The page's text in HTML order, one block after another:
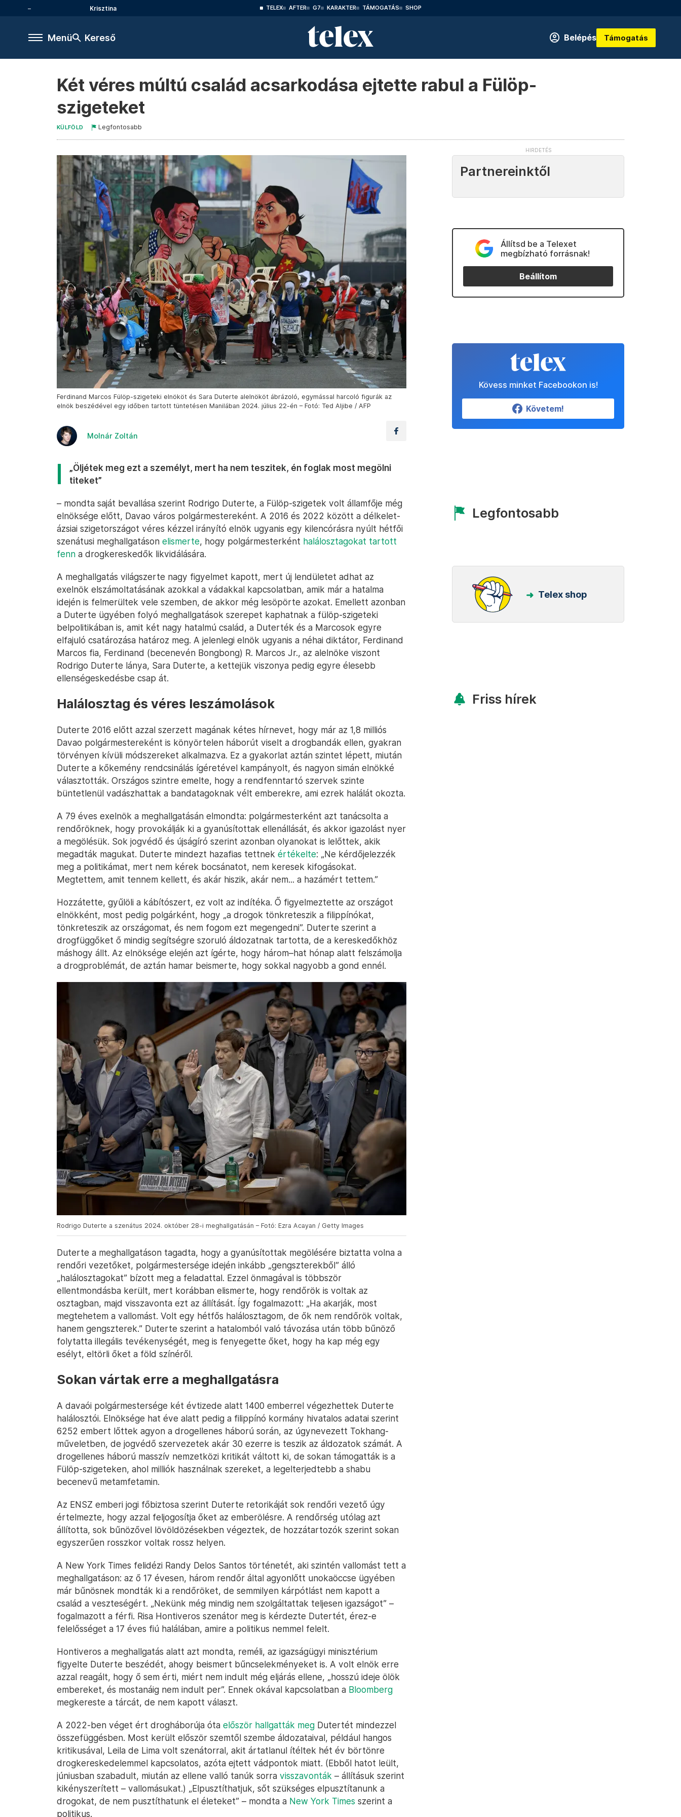
Krisztina TELEX AFTER G7 KARAKTER TÁMOGATÁS SHOP
Menü Kereső Belépés Támogatás
Két véres múltú család acsarkodása ejtette rabul a Fülöp-
szigeteket
KÜLFÖLD Legfontosabb
Ferdinand Marcos Fülöp-szigeteki elnököt és Sara Duterte alelnököt ábrázoló, egymással harcoló figurák az
elnök beszédével egy időben tartott tüntetésen Manilában 2024. július 22-én – Fotó: Ted Aljibe / AFP
Molnár Zoltán
„Öljétek meg ezt a személyt, mert ha nem teszitek, én foglak most megölni
titeket”
– mondta saját bevallása szerint Rodrigo Duterte, a Fülöp-szigetek volt államfője még
elnöksége előtt, Davao város polgármestereként. A 2016 és 2022 között a délkelet-
ázsiai szigetországot véres kézzel irányító elnök ugyanis egy kilencórásra nyúlt hétfői
szenátusi meghallgatáson elismerte, hogy polgármesterként halálosztagokat tartott
fenn a drogkereskedők likvidálására.
A meghallgatás világszerte nagy figyelmet kapott, mert új lendületet adhat az
exelnök elszámoltatásának azokkal a vádakkal kapcsolatban, amik már a hatalma
idején is felmerültek vele szemben, de akkor még lesöpörte azokat. Emellett azonban
a Duterte ügyében folyó meghallgatások szerepet kaphatnak a fülöp-szigeteki
belpolitikában is, amit két nagy hatalmú család, a Duterték és a Marcosok egyre
elfajuló csatározása határoz meg. A jelenlegi elnök ugyanis a néhai diktátor, Ferdinand
Marcos fia, Ferdinand (becenevén Bongbong) R. Marcos Jr., az alelnöke viszont
Rodrigo Duterte lánya, Sara Duterte, a kettejük viszonya pedig egyre élesebb
ellenségeskedésbe csap át.
Halálosztag és véres leszámolások
Duterte 2016 előtt azzal szerzett magának kétes hírnevet, hogy már az 1,8 milliós
Davao polgármestereként is könyörtelen háborút viselt a drogbandák ellen, gyakran
törvényen kívüli módszereket alkalmazva. Ez a gyakorlat aztán szintet lépett, miután
Duterte a kőkemény rendcsinálás ígéretével kampányolt, és nagyon simán elnökké
választották. Országos szintre emelte, hogy a rendfenntartó szervek szinte
büntetlenül vadászhattak a bandatagoknak vélt emberekre, ami ezrek halálát okozta.
A 79 éves exelnök a meghallgatásán elmondta: polgármesterként azt tanácsolta a
rendőröknek, hogy provokálják ki a gyanúsítottak ellenállását, és akkor igazolást nyer
a megölésük. Sok jogvédő és újságíró szerint azonban olyanokat is lelőttek, akik
megadták magukat. Duterte mindezt hazafias tettnek értékelte: „Ne kérdőjelezzék
meg a politikámat, mert nem kérek bocsánatot, nem keresek kifogásokat.
Megtettem, amit tennem kellett, és akár hiszik, akár nem... a hazámért tettem.”
Hozzátette, gyűlöli a kábítószert, ez volt az indítéka. Ő figyelmeztette az országot
elnökként, most pedig polgárként, hogy „a drogok tönkreteszik a filippínókat,
tönkreteszik az országomat, és nem fogom ezt megengedni”. Duterte szerint a
drogfüggőket ő mindig segítségre szoruló áldozatnak tartotta, de a kereskedőkhöz
máshogy állt. Az elnöksége elején azt ígérte, hogy három–hat hónap alatt felszámolja
a drogproblémát, de aztán hamar beismerte, hogy sokkal nagyobb a gond ennél.
Rodrigo Duterte a szenátus 2024. október 28-i meghallgatásán – Fotó: Ezra Acayan / Getty Images
Duterte a meghallgatáson tagadta, hogy a gyanúsítottak megölésére biztatta volna a
rendőri vezetőket, polgármestersége idején inkább „gengszterekből” álló
„halálosztagokat” bízott meg a feladattal. Ezzel önmagával is többször
ellentmondásba került, mert korábban elismerte, hogy rendőrök is voltak az
osztagban, majd visszavonta ezt az állítását. Így fogalmazott: „Ha akarják, most
megtehetem a vallomást. Volt egy hétfős halálosztagom, de ők nem rendőrök voltak,
hanem gengszterek.” Duterte szerint a hatalomból való távozása után több bűnöző
folytatta illegális tevékenységét, meg is fenyegette őket, hogy ha kap még egy
esélyt, eltörli őket a föld színéről.
Sokan vártak erre a meghallgatásra
A davaói polgármestersége két évtizede alatt 1400 emberrel végezhettek Duterte
halálosztói. Elnöksége hat éve alatt pedig a filippínó kormány hivatalos adatai szerint
6252 embert lőttek agyon a drogellenes háború során, az úgynevezett Tokhang-
műveletben, de jogvédő szervezetek akár 30 ezerre is teszik az áldozatok számát. A
drogellenes háború masszív nemzetközi kritikát váltott ki, de sokan támogatták is a
Fülöp-szigeteken, ahol milliók használnak szereket, a legelterjedtebb a shabu
becenevű metamfetamin.
Az ENSZ emberi jogi főbiztosa szerint Duterte retorikáját sok rendőri vezető úgy
értelmezte, hogy azzal feljogosítja őket az emberölésre. A rendőrség utólag azt
állította, sok bűnözővel lövöldözésekben végeztek, de hozzátartozók szerint sokan
egyszerűen rosszkor voltak rossz helyen.
A New York Times felidézi Randy Delos Santos történetét, aki szintén vallomást tett a
meghallgatáson: az ő 17 évesen, három rendőr által agyonlőtt unokaöccse ügyében
már bűnösnek mondták ki a rendőröket, de semmilyen kárpótlást nem kapott a
család a veszteségért. „Nekünk még mindig nem szolgáltattak teljesen igazságot” –
fogalmazott a férfi. Risa Hontiveros szenátor meg is kérdezte Dutertét, érez-e
felelősséget a 17 éves fiú halálában, amire a politikus nemmel felelt.
Hontiveros a meghallgatás alatt azt mondta, reméli, az igazságügyi minisztérium
figyelte Duterte beszédét, ahogy beismert bűncselekményeket is. A volt elnök erre
azzal reagált, hogy ő sem érti, miért nem indult még eljárás ellene, „hosszú ideje ölök
embereket, és mostanáig nem indult per”. Ennek okával kapcsolatban a Bloomberg
megkereste a tárcát, de nem kapott választ.
A 2022-ben véget ért drogháborúja óta először hallgatták meg Dutertét mindezzel
összefüggésben. Most került először szemtől szembe áldozataival, például hangos
kritikusával, Leila de Lima volt szenátorral, akit ártatlanul ítéltek hét év börtönre
drogkereskedelemmel kapcsolatos, azóta ejtett vádpontok miatt. (Ebből hatot leült,
júniusban szabadult, miután az ellene valló tanúk sorra visszavonták – állításuk szerint
kikényszerített – vallomásukat.) „Elpusztíthatjuk, sőt szükséges elpusztítanunk a
drogokat, de nem pusztíthatunk el életeket” – mondta a New York Times szerint a
politikus.
Partnereinktől
Állítsd be a Telexet
megbízható forrásnak!
Beállítom
Kövess minket Facebookon is!
Követem!
Legfontosabb
Telex shop
Friss hírek